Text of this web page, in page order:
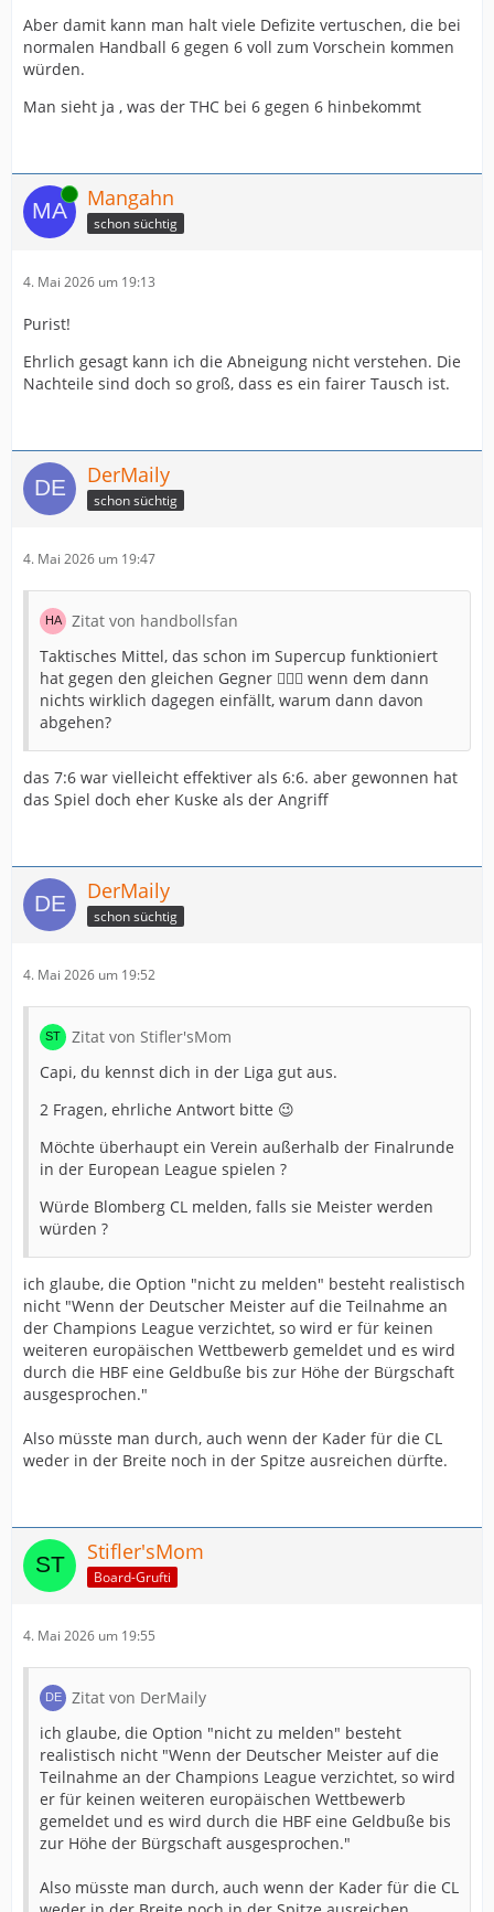
Aber damit kann man halt viele Defizite vertuschen, die bei
normalen Handball 6 gegen 6 voll zum Vorschein kommen
würden.
Man sieht ja , was der THC bei 6 gegen 6 hinbekommt
Online Mangahn
schon süchtig
4. Mai 2026 um 19:13
Purist!
Ehrlich gesagt kann ich die Abneigung nicht verstehen. Die
Nachteile sind doch so groß, dass es ein fairer Tausch ist.
DerMaily
schon süchtig
4. Mai 2026 um 19:47
Zitat von handbollsfan
Taktisches Mittel, das schon im Supercup funktioniert
hat gegen den gleichen Gegner 🤷🏼‍♀️ wenn dem dann
nichts wirklich dagegen einfällt, warum dann davon
abgehen?
das 7:6 war vielleicht effektiver als 6:6. aber gewonnen hat
das Spiel doch eher Kuske als der Angriff
DerMaily
schon süchtig
4. Mai 2026 um 19:52
Zitat von Stifler'sMom
Capi, du kennst dich in der Liga gut aus.
2 Fragen, ehrliche Antwort bitte 😉
Möchte überhaupt ein Verein außerhalb der Finalrunde
in der European League spielen ?
Würde Blomberg CL melden, falls sie Meister werden
würden ?
ich glaube, die Option "nicht zu melden" besteht realistisch
nicht "Wenn der Deutscher Meister auf die Teilnahme an
der Champions League verzichtet, so wird er für keinen
weiteren europäischen Wettbewerb gemeldet und es wird
durch die HBF eine Geldbuße bis zur Höhe der Bürgschaft
ausgesprochen."
Also müsste man durch, auch wenn der Kader für die CL
weder in der Breite noch in der Spitze ausreichen dürfte.
Stifler'sMom
Board-Grufti
4. Mai 2026 um 19:55
Zitat von DerMaily
ich glaube, die Option "nicht zu melden" besteht
realistisch nicht "Wenn der Deutscher Meister auf die
Teilnahme an der Champions League verzichtet, so wird
er für keinen weiteren europäischen Wettbewerb
gemeldet und es wird durch die HBF eine Geldbuße bis
zur Höhe der Bürgschaft ausgesprochen."
Also müsste man durch, auch wenn der Kader für die CL